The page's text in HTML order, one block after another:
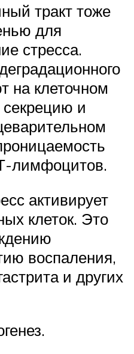
тракт тоже
для
стресса.
на клеточном
и
лимфоцитов.
активирует
клеток. Это
воспаления,
и других